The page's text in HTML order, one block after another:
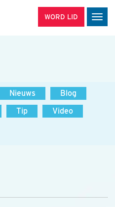
WORD LID
Nieuws
Blog
Tip
Video